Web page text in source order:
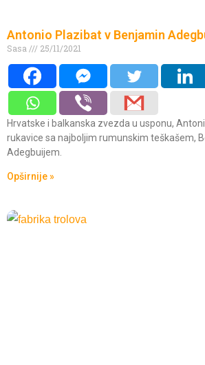
Antonio Plazibat v Benjamin
Sasa 25/11/2021
Hrvatske i balkanska zvezda u usponu,
rukavice sa najboljim rumunskim teškašem,
Adegbuijem.
Opširnije »